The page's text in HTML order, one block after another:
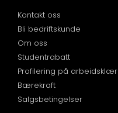
Kontakt oss
Bli bedriftskunde
Om oss
Studentrabatt
Profilering på arbeidsklær
Bærekraft
Salgsbetingelser